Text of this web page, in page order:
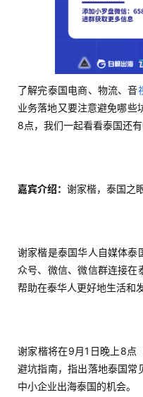
了解完泰国电商、物流、音
业务落地又要注意避免哪些
8点，我们一起看看泰国还有
嘉宾介绍： 谢家楷，泰国之
谢家楷是泰国华人自媒体泰
众号、微信、微信群连接在
帮助在泰华人更好地生活和发
谢家楷将在9月1日晚上8点
避坑指南，指出落地泰国常
中小企业出海泰国的机会。